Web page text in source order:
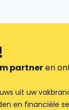
partneren
uit uw
en financiële